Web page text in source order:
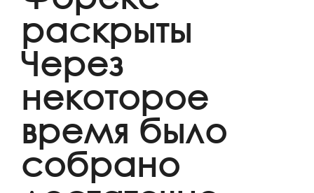
раскрыты
Через
некоторое
время было
собрано